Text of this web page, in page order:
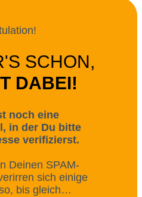
SCHON,
DABEI!
noch eine
in der Du bitte
verifizierst.
Deinen SPAM-
sich einige
bis gleich…